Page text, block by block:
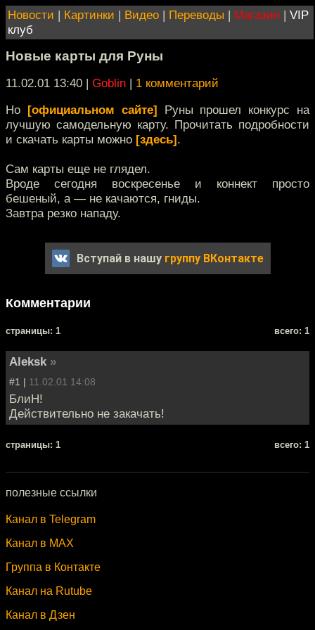
Новости | Картинки | Видео | Переводы | Магазин | VIP
клуб
Новые карты для Руны
11.02.01 13:40 | Goblin | 1 комментарий
Но [официальном сайте] Руны прошел конкурс на
лучшую самодельную карту. Прочитать подробности
и скачать карты можно [здесь].
Сам карты еще не глядел.
Вроде сегодня воскресенье и коннект просто
бешеный, а — не качаются, гниды.
Завтра резко нападу.
Вступай в нашу группу ВКонтакте
Комментарии
cтраницы: 1 всего: 1
Aleksk »
#1 | 11.02.01 14:08
БлиН!
Действительно не закачать!
cтраницы: 1 всего: 1
полезные ссылки
Канал в Telegram
Канал в MAX
Группа в Контакте
Канал на Rutube
Канал в Дзен